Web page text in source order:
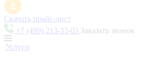
Скачать прайс-лист
+7 (499) 213-33-03 Заказать звонок
Услуги